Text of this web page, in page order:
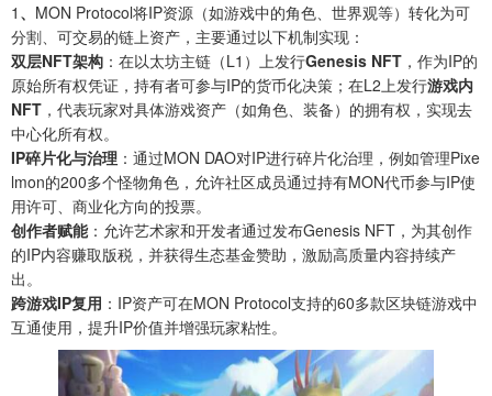
1 、‌ MON Protocol将IP资源（如游戏中的角色、世界观等）转化为可
分割、可交易的链上资产，主要通过以下机制实现：
双层NFT架构 ‌：在以太坊主链（L1）上发行‌Genesis NFT ‌，作为IP的
原始所有权凭证，持有者可参与IP的货币化决策；在L2上发行‌游戏内
NFT ‌，代表玩家对具体游戏资产（如角色、装备）的拥有权，实现去
中心化所有权。‌
IP碎片化与治理 ‌：通过MON DAO对IP进行碎片化治理，例如管理Pixe
lmon的200多个怪物角色，允许社区成员通过持有MON代币参与IP使
用许可、商业化方向的投票。‌
创作者赋能‌：允许艺术家和开发者通过发布Genesis NFT，为其创作
的IP内容赚取版税，并获得生态基金赞助，激励高质量内容持续产
出。‌
跨游戏IP复用 ‌：IP资产可在MON Protocol支持的60多款区块链游戏中
互通使用，提升IP价值并增强玩家粘性。‌